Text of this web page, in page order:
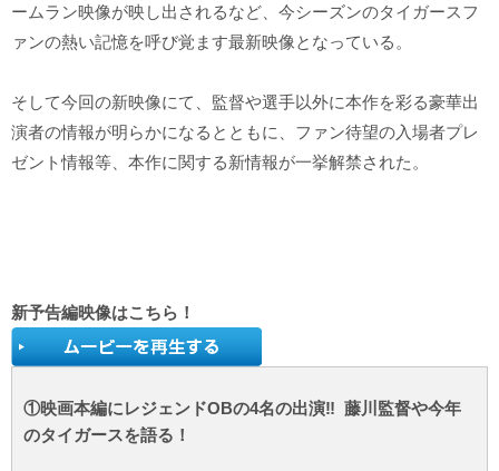
ームラン映像が映し出されるなど、今シーズンのタイガースフ
ァンの熱い記憶を呼び覚ます最新映像となっている。
そして今回の新映像にて、監督や選手以外に本作を彩る豪華出
演者の情報が明らかになるとともに、ファン待望の入場者プレ
ゼント情報等、本作に関する新情報が一挙解禁された。
新予告編映像はこちら！
①映画本編にレジェンドOBの4名の出演‼ 藤川監督や今年
のタイガースを語る！